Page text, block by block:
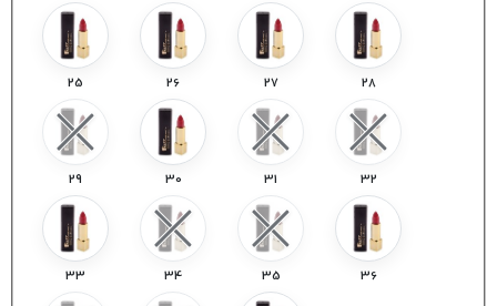
25 26 27 28
29 30 31 32
33 34 35 36